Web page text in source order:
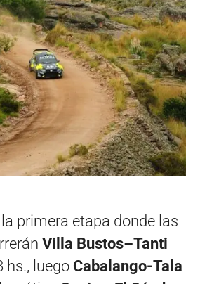
primera etapa donde las
Villa Bustos–Tanti
hs., luego Cabalango-Tala